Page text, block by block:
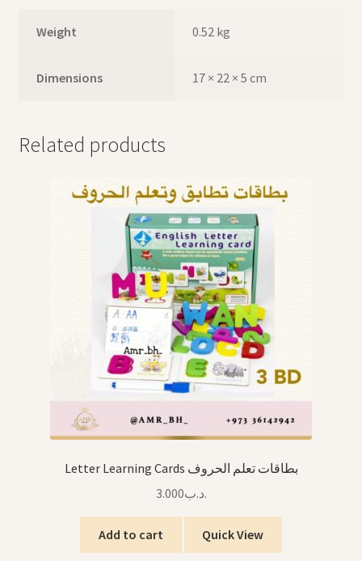
Weight 0.52 kg
Dimensions 17 × 22 × 5 cm
Related products
Letter Learning Cards بطاقات تعلم الحروف
.د.ب3.000
Add to cart Quick View